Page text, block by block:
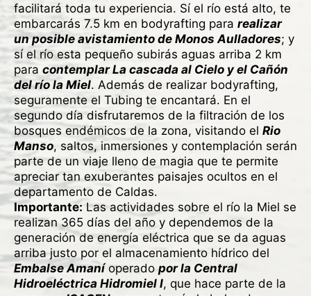
facilitará toda tu experiencia. Sí el río está alto, te
embarcarás 7.5 km en bodyrafting para realizar
un posible avistamiento de Monos Aulladores; y
sí el río esta pequeño subirás aguas arriba 2 km
para contemplar La cascada al Cielo y el Cañón
del río la Miel. Además de realizar bodyrafting,
seguramente el Tubing te encantará. En el
segundo día disfrutaremos de la filtración de los
bosques endémicos de la zona, visitando el Rio
Manso, saltos, inmersiones y contemplación serán
parte de un viaje lleno de magia que te permite
apreciar tan exuberantes paisajes ocultos en el
departamento de Caldas.
Importante: Las actividades sobre el río la Miel se
realizan 365 días del año y dependemos de la
generación de energía eléctrica que se da aguas
arriba justo por el almacenamiento hídrico del
Embalse Amaníoperado por la Central
Hidroeléctrica Hidromiel I, que hace parte de la